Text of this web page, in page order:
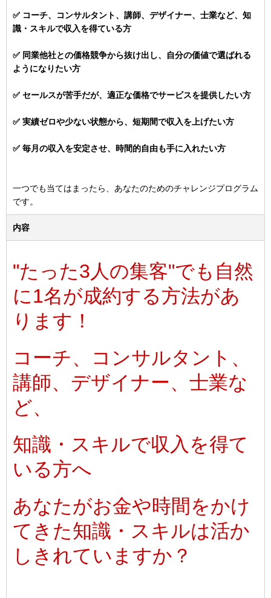
✅ コーチ、コンサルタント、講師、デザイナー、士業など、知
識・スキルで収入を得ている方
✅ 同業他社との価格競争から抜け出し、自分の価値で選ばれる
ようになりたい方
✅ セールスが苦手だが、適正な価格でサービスを提供したい方
✅ 実績ゼロや少ない状態から、短期間で収入を上げたい方
✅ 毎月の収入を安定させ、時間的自由も手に入れたい方
一つでも当てはまったら、あなたのためのチャレンジプログラム
です。
内容
"たった3人の集客"でも自然
に1名が成約する方法があ
ります！
コーチ、コンサルタント、
講師、デザイナー、士業な
ど、
知識・スキルで収入を得て
いる方へ
あなたがお金や時間をかけ
てきた知識・スキルは活か
しきれていますか？